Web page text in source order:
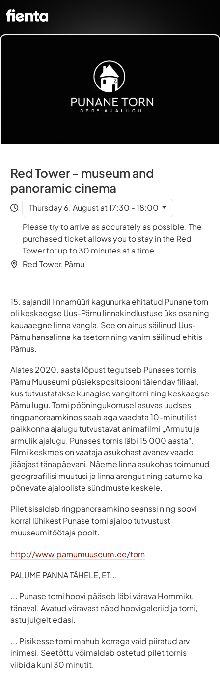
Red Tower - museum and
panoramic cinema
Thursday 6. August at 17:30 - 18:00
Please try to arrive as accurately as possible. The
purchased ticket allows you to stay in the Red
Tower for up to 30 minutes at a time.
Red Tower, Pärnu
15. sajandil linnamüüri kagunurka ehitatud Punane torn
oli keskaegse Uus-Pärnu linnakindlustuse üks osa ning
kauaaegne linna vangla. See on ainus säilinud Uus-
Pärnu hansalinna kaitsetorn ning vanim säilinud ehitis
Pärnus.
Alates 2020. aasta lõpust tegutseb Punases tornis
Pärnu Muuseumi püsiekspositsiooni täiendav filiaal,
kus tutvustatakse kunagise vangitorni ning keskaegse
Pärnu lugu. Torni pööningukorrusel asuvas uudses
ringpanoraamkinos saab aga vaadata 10-minutilist
paikkonna ajalugu tutvustavat animafilmi „Armutu ja
armulik ajalugu. Punases tornis läbi 15 000 aasta".
Filmi keskmes on vaataja asukohast avanev vaade
jääajast tänapäevani. Näeme linna asukohas toimunud
geograafilisi muutusi ja linna arengut ning satume ka
põnevate ajalooliste sündmuste keskele.
Pilet sisaldab ringpanoraamkino seanssi ning soovi
korral lühikest Punase torni ajaloo tutvustust
muuseumitöötaja poolt.
http://www.parnumuuseum.ee/torn
PALUME PANNA TÄHELE, ET...
... Punase torni hoovi pääseb läbi värava Hommiku
tänaval. Avatud väravast näed hoovigaleriid ja torni,
astu julgelt edasi.
... Pisikesse torni mahub korraga vaid piiratud arv
inimesi. Seetõttu võimaldab ostetud pilet tornis
viibida kuni 30 minutit.